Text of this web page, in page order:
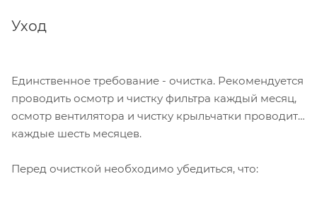
Уход
Единственное требование - очистка. Рекомендуется
проводить осмотр и чистку фильтра каждый месяц,
осмотр вентилятора и чистку крыльчатки проводить
каждые шесть месяцев.
Перед очисткой необходимо убедиться, что: